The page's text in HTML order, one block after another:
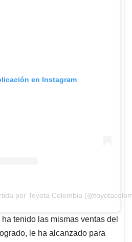
en Instagram
por Toyota Colombia
tenido las mismas ventas del
le ha alcanzado para